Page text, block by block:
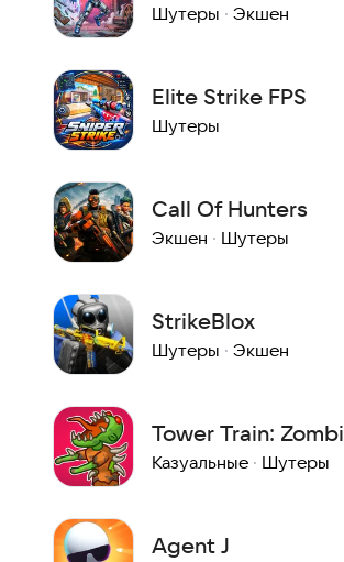
вверх ногами в
Шутеры · Экшен
Elite Strike FPS
Шутеры
Call Of Hunters
Экшен · Шутеры
StrikeBlox
Шутеры · Экшен
Tower Train:
2D
Казуальные · Шутеры
Agent J